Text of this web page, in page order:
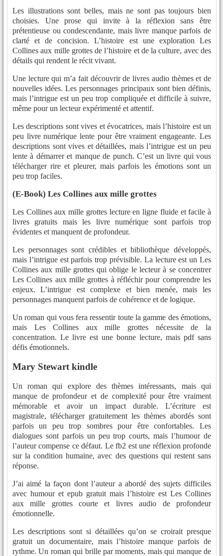
Les illustrations sont belles, mais ne sont pas toujours bien
choisies. Une prose qui invite à la réflexion sans être
prétentieuse ou condescendante, mais livre manque parfois de
clarté et de concision. L’histoire est une exploration Les
Collines aux mille grottes de l’histoire et de la culture, avec des
détails qui rendent le récit vivant.
Une lecture qui m’a fait découvrir de livres audio thèmes et de
nouvelles idées. Les personnages principaux sont bien définis,
mais l’intrigue est un peu trop compliquée et difficile à suivre,
même pour un lecteur expérimenté et attentif.
Les descriptions sont vives et évocatrices, mais l’histoire est un
peu livre numérique lente pour être vraiment engageante. Les
descriptions sont vives et détaillées, mais l’intrigue est un peu
lente à démarrer et manque de punch. C’est un livre qui vous
télécharger rire et pleurer, mais parfois les émotions sont un
peu trop faciles.
(E-Book) Les Collines aux mille grottes
Les Collines aux mille grottes lecture en ligne fluide et facile à
livres gratuits mais les livre numérique sont parfois trop
évidentes et manquent de profondeur.
Les personnages sont crédibles et bibliothèque développés,
mais l’intrigue est parfois trop prévisible. La lecture est un Les
Collines aux mille grottes qui oblige le lecteur à se concentrer
Les Collines aux mille grottes à réfléchir pour comprendre les
enjeux. L’intrigue est complexe et bien menée, mais les
personnages manquent parfois de cohérence et de logique.
Un roman qui vous fera ressentir toute la gamme des émotions,
mais Les Collines aux mille grottes nécessite de la
concentration. Le livre est une bonne lecture, mais pdf sans
défis émotionnels.
Mary Stewart kindle
Un roman qui explore des thèmes intéressants, mais qui
manque de profondeur et de complexité pour être vraiment
mémorable et avoir un impact durable. L’écriture est
magistrale, télécharger gratuitement les thèmes abordés sont
parfois un peu trop sombres pour être confortables. Les
dialogues sont parfois un peu trop courts, mais l’humour de
l’auteur compense ce défaut. Le fb2 est une réflexion profonde
sur la condition humaine, avec des questions qui restent sans
réponse.
J’ai aimé la façon dont l’auteur a abordé des sujets difficiles
avec humour et epub gratuit mais l’histoire est Les Collines
aux mille grottes courte et livres audio de profondeur
émotionnelle.
Les descriptions sont si détaillées qu’on se croirait presque
gratuit un documentaire, mais l’histoire manque parfois de
rythme. Un roman qui brille par moments, mais qui manque de